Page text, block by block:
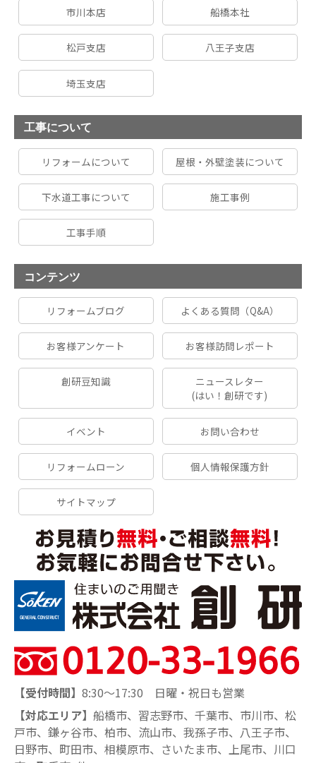
市川本店 船橋本社
松戸支店 八王子支店
埼玉支店
工事について
リフォームについて 屋根・外壁塗装について
下水道工事について 施工事例
工事手順
コンテンツ
リフォームブログ よくある質問（Q&A）
お客様アンケート お客様訪問レポート
創研豆知識
ニュースレター
(はい！創研です)
イベント お問い合わせ
リフォームローン 個人情報保護方針
サイトマップ
【受付時間】 8:30～17:30 日曜・祝日も営業
【対応エリア】 船橋市、習志野市、千葉市、市川市、松
戸市、鎌ヶ谷市、柏市、流山市、我孫子市、八王子市、
日野市、町田市、相模原市、さいたま市、上尾市、川口